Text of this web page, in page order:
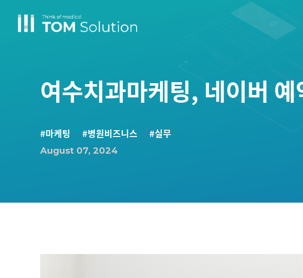
여수치과마케팅, 네이버
#마케팅 #병원비즈니스 #실무
August 07, 2024